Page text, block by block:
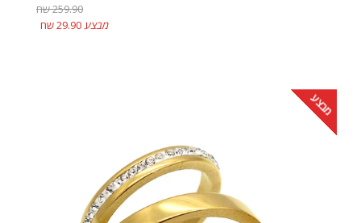
מחיר
רגיל
259.90 שח
מבצע29.90 שח
מבצע